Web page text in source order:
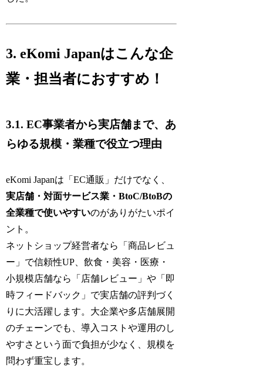
3. eKomi Japanはこんな企
業・担当者におすすめ！
3.1. EC事業者から実店舗まで、あ
らゆる規模・業種で役立つ理由
eKomi Japanは「EC通販」だけでなく、
実店舗・対面サービス業・BtoC/BtoBの
全業種で使いやすいのがありがたいポイ
ント。
ネットショップ経営者なら「商品レビュ
ー」で信頼性UP、飲食・美容・医療・
小規模店舗なら「店舗レビュー」や「即
時フィードバック」で実店舗の評判づく
りに大活躍します。大企業や多店舗展開
のチェーンでも、導入コストや運用のし
やすさという面で負担が少なく、規模を
問わず重宝します。